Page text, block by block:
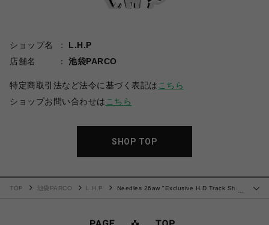
ショップ名
L.H.P
店舗名
池袋PARCO
特定商取引法など法令に基づく表記は こちら
ショップお問い合わせは こちら
SHOP TOP
…
TOP 池袋PARCO L.H.P
Needles 26aw "Exclusive H.D Track Short